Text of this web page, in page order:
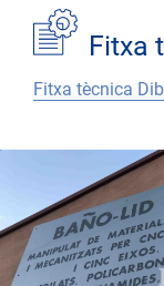
Fitxa
Fitxa tècnica